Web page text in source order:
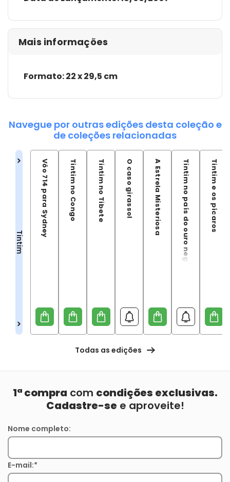
Mais informações
Formato: 22 x 29,5 cm
Navegue por outras edições desta coleção e
de coleções relacionadas
Tintim
Vôo 714 para Sydney Tintim no Congo Tintim no Tibete O caso girassol A Estrela Misteriosa Tintim no país do ouro negro Tintim e os pícaros
Todas as edições